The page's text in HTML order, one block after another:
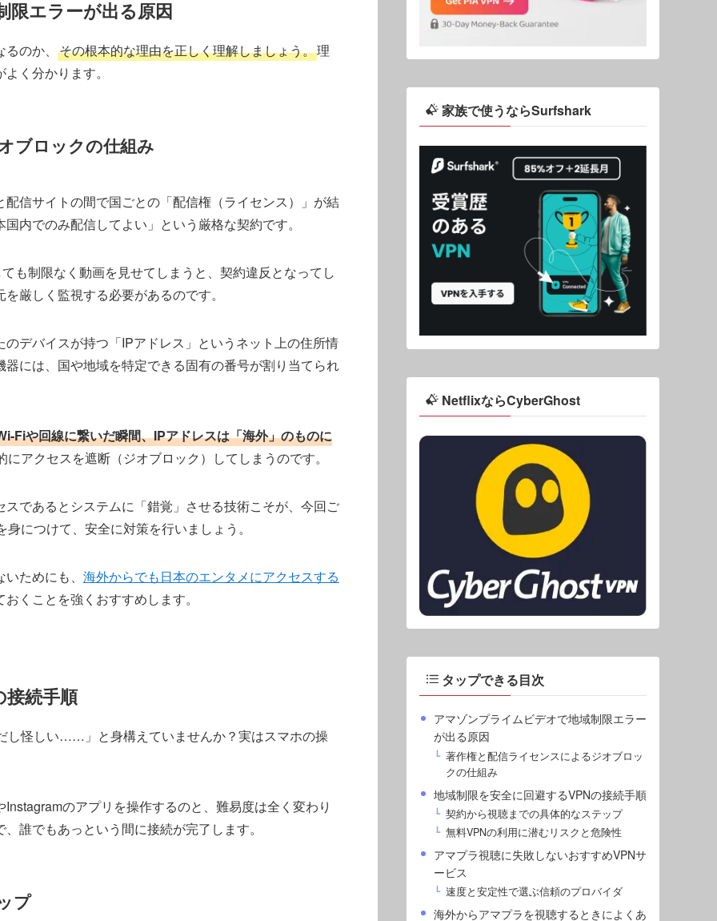
限エラーが出る原因
のか、 その根本的な理由を正しく理解しましょう。理
く分かります。
ブロックの仕組み
信サイトの間で国ごとの「配信権（ライセンス）」が結
内でのみ配信してよい」という厳格な契約です。
も制限なく動画を見せてしまうと、契約違反となってし
厳しく監視する必要があるのです。
デバイスが持つ「IPアドレス」というネット上の住所情
には、国や地域を特定できる固有の番号が割り当てられ
Fiや回線に繋いだ瞬間、IPアドレスは「海外」のものに
アクセスを遮断（ジオブロック）してしまうのです。
であるとシステムに「錯覚」させる技術こそが、今回ご
につけて、安全に対策を行いましょう。
ためにも、 海外からでも日本のエンタメにアクセスする
くことを強くおすすめします。
接続手順
し怪しい……」と身構えていませんか？実はスマホの操
のアプリを操作するのと、難易度は全く変わり
誰でもあっという間に接続が完了します。
プ
家族で使うならSurfshark
NetflixならCyberGhost
タップできる目次
アマゾンプライムビデオで地域制限エラー
が出る原因
著作権と配信ライセンスによるジオブロッ
クの仕組み
地域制限を安全に回避するVPNの接続手順
契約から視聴までの具体的なステップ
無料VPNの利用に潜むリスクと危険性
アマプラ視聴に失敗しないおすすめVPNサ
ービス
速度と安定性で選ぶ信頼のプロバイダ
海外からアマプラを視聴するときによくあ